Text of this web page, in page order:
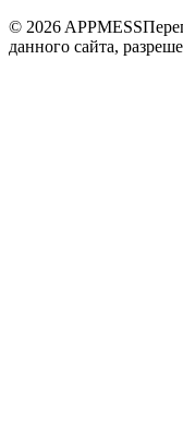
© 2026 APPMESS
данного сайта,